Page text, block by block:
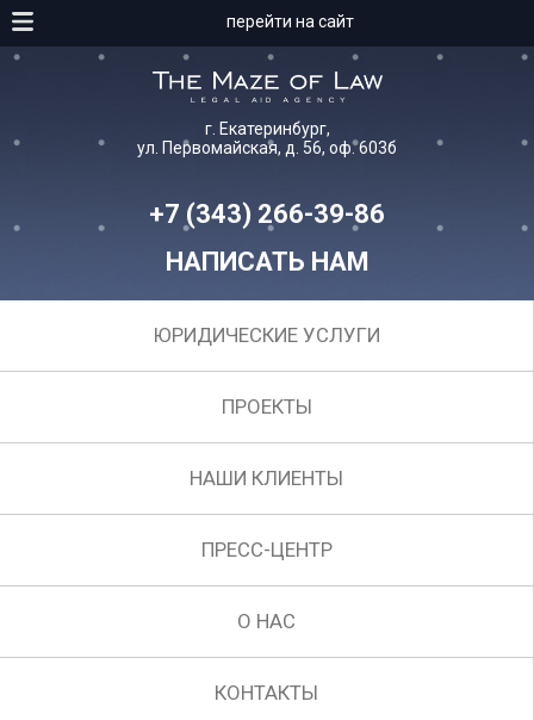
перейти на сайт
г. Екатеринбург,
ул. Первомайская, д. 56, оф. 603б
+7 (343) 266-39-86
НАПИСАТЬ НАМ
ЮРИДИЧЕСКИЕ УСЛУГИ
ПРОЕКТЫ
НАШИ КЛИЕНТЫ
ПРЕСС-ЦЕНТР
О НАС
КОНТАКТЫ